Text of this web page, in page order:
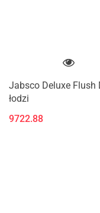
Jabsco Deluxe Flush
łodzi
9722.88